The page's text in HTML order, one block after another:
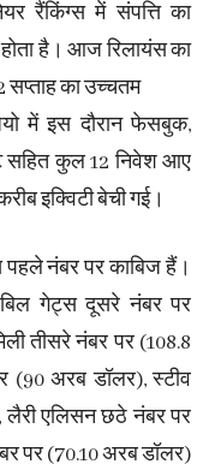
रैंकिंग्स में संपत्ति का
है। आज रिलायंस का
का उच्चतम
में इस दौरान फेसबुक,
सहित कुल 12 निवेश आए
इक्विटी बेची गई।
नंबर पर काबिज हैं।
गेट्स दूसरे नंबर पर
तीसरे नंबर पर (108.8
(90 अरब डॉलर), स्टीव
लैरी एलिसन छठे नंबर पर
पर (70.10 अरब डॉलर)